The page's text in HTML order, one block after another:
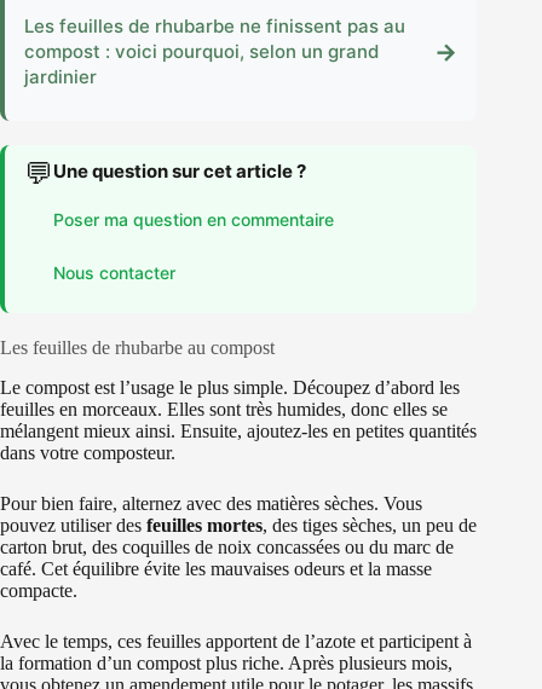
Les feuilles de rhubarbe ne finissent pas au
compost : voici pourquoi, selon un grand
jardinier
→
💬 Une question sur cet article ?
Poser ma question en commentaire
Nous contacter
Les feuilles de rhubarbe au compost
Le compost est l’usage le plus simple. Découpez d’abord les
feuilles en morceaux. Elles sont très humides, donc elles se
mélangent mieux ainsi. Ensuite, ajoutez-les en petites quantités
dans votre composteur.
Pour bien faire, alternez avec des matières sèches. Vous
pouvez utiliser des feuilles mortes, des tiges sèches, un peu de
carton brut, des coquilles de noix concassées ou du marc de
café. Cet équilibre évite les mauvaises odeurs et la masse
compacte.
Avec le temps, ces feuilles apportent de l’azote et participent à
la formation d’un compost plus riche. Après plusieurs mois,
vous obtenez un amendement utile pour le potager, les massifs